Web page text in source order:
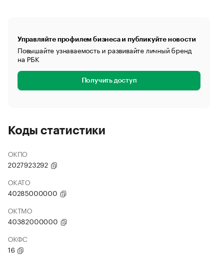
Управляйте профилем бизнеса и публикуйте новости
Повышайте узнаваемость и развивайте личный бренд
на РБК
Получить доступ
Коды статистики
ОКПО
2027923292
ОКАТО
40285000000
ОКТМО
40382000000
ОКФС
16